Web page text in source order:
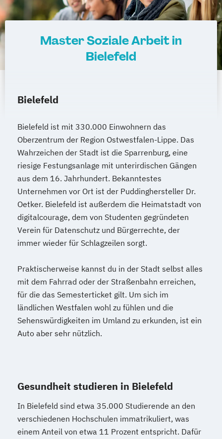
Master Soziale Arbeit in
Bielefeld
Bielefeld
Bielefeld ist mit 330.000 Einwohnern das
Oberzentrum der Region Ostwestfalen-Lippe. Das
Wahrzeichen der Stadt ist die Sparrenburg, eine
riesige Festungsanlage mit unterirdischen Gängen
aus dem 16. Jahrhundert. Bekanntestes
Unternehmen vor Ort ist der Puddinghersteller Dr.
Oetker. Bielefeld ist außerdem die Heimatstadt von
digitalcourage, dem von Studenten gegründeten
Verein für Datenschutz und Bürgerrechte, der
immer wieder für Schlagzeilen sorgt.
Praktischerweise kannst du in der Stadt selbst alles
mit dem Fahrrad oder der Straßenbahn erreichen,
für die das Semesterticket gilt. Um sich im
ländlichen Westfalen wohl zu fühlen und die
Sehenswürdigkeiten im Umland zu erkunden, ist ein
Auto aber sehr nützlich.
Gesundheit studieren in Bielefeld
In Bielefeld sind etwa 35.000 Studierende an den
verschiedenen Hochschulen immatrikuliert, was
einem Anteil von etwa 11 Prozent entspricht. Dafür